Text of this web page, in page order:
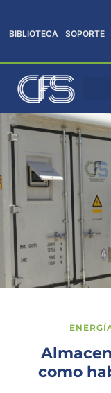
al
contenido
BIBLIOTECA SOPORTE
como